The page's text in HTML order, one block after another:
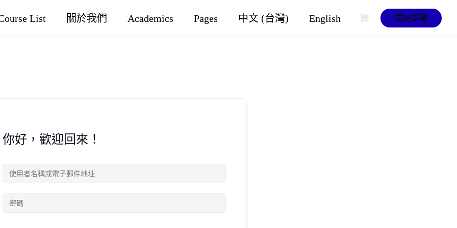
List 關於我們 Academics Pages 中文 (台灣) English 開始學習
你好，歡迎回來！